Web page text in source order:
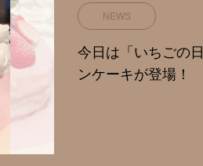
NEWS
今日は「いちごの
ンケーキが登場！